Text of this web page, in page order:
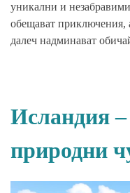
уникални и
обещават приключения,
далеч надминават
Исландия
природни